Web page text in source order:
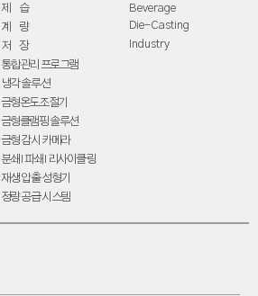
제 습
계 량
저 장
통합관리 프로그램
냉각 솔루션
금형온도조절기
금형클램핑 솔루션
금형 감시 카메라
분쇄 I 파쇄 I 리사이클링
재생 압출 성형기
정량 공급 시스템
Beverage
Die-Casting
Industry